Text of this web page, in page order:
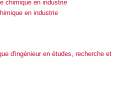
chimique en industrie
en industrie
d'ingénieur en études, recherche et